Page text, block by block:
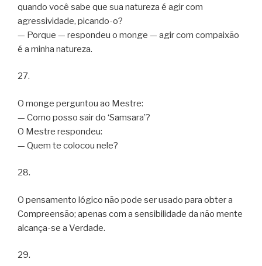
quando você sabe que sua natureza é agir com
agressividade, picando-o?
— Porque — respondeu o monge — agir com compaixão
é a minha natureza.
27.
O monge perguntou ao Mestre:
— Como posso sair do ‘Samsara’?
O Mestre respondeu:
— Quem te colocou nele?
28.
O pensamento lógico não pode ser usado para obter a
Compreensão; apenas com a sensibilidade da não mente
alcança-se a Verdade.
29.